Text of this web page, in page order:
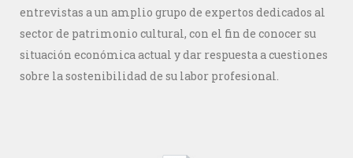
entrevistas a un amplio grupo de expertos dedicados al
sector de patrimonio cultural, con el fin de conocer su
situación económica actual y dar respuesta a cuestiones
sobre la sostenibilidad de su labor profesional.